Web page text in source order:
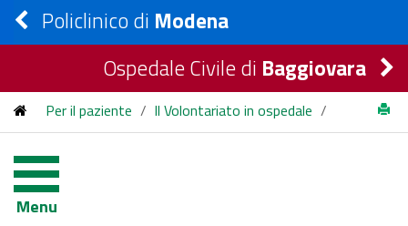
Policlinico di Modena
Ospedale Civile di Baggiovara
Per il paziente / Il Volontariato in ospedale /
Menu